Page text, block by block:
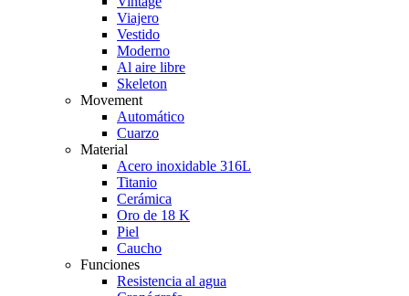
Viajero
Vestido
Moderno
Al aire libre
Skeleton
Movement
Automático
Cuarzo
Material
Acero inoxidable 316L
Titanio
Cerámica
Oro de 18 K
Piel
Caucho
Funciones
Resistencia al agua